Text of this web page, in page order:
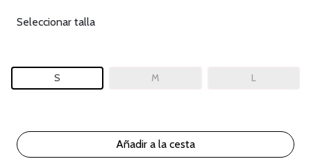
Seleccionar talla
S M L